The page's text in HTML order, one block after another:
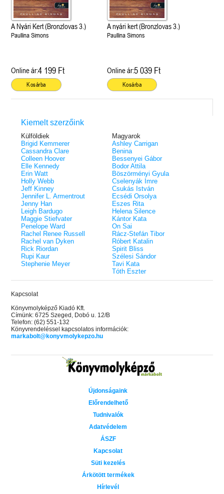
A Nyári Kert (Bronzlovas 3.)
Paullina Simons
Online ár:4 199 Ft
Kosárba
A nyári kert (Bronzlovas 3.)
Paullina Simons
Online ár:5 039 Ft
Kosárba
Kiemelt szerzőink
Külföldiek
Brigid Kemmerer
Cassandra Clare
Colleen Hoover
Elle Kennedy
Erin Watt
Holly Webb
Jeff Kinney
Jennifer L. Armentrout
Jenny Han
Leigh Bardugo
Maggie Stiefvater
Penelope Ward
Rachel Renee Russell
Rachel van Dyken
Rick Riordan
Rupi Kaur
Stephenie Meyer
Magyarok
Ashley Carrigan
Benina
Bessenyei Gábor
Bodor Attila
Böszörményi Gyula
Cselenyák Imre
Csukás István
Ecsédi Orsolya
Eszes Rita
Helena Silence
Kántor Kata
On Sai
Rácz-Stefán Tibor
Róbert Katalin
Spirit Bliss
Szélesi Sándor
Tavi Kata
Tóth Eszter
Kapcsolat
Könyvmolyképző Kiadó Kft.
Címünk: 6725 Szeged, Dobó u. 12/B
Telefon: (62) 551-132
Könyvrendeléssel kapcsolatos információk:
markabolt@konyvmolykepzo.hu
Újdonságaink
Előrendelhető
Tudnivalók
Adatvédelem
ÁSZF
Kapcsolat
Süti kezelés
Árkötött termékek
Hírlevél